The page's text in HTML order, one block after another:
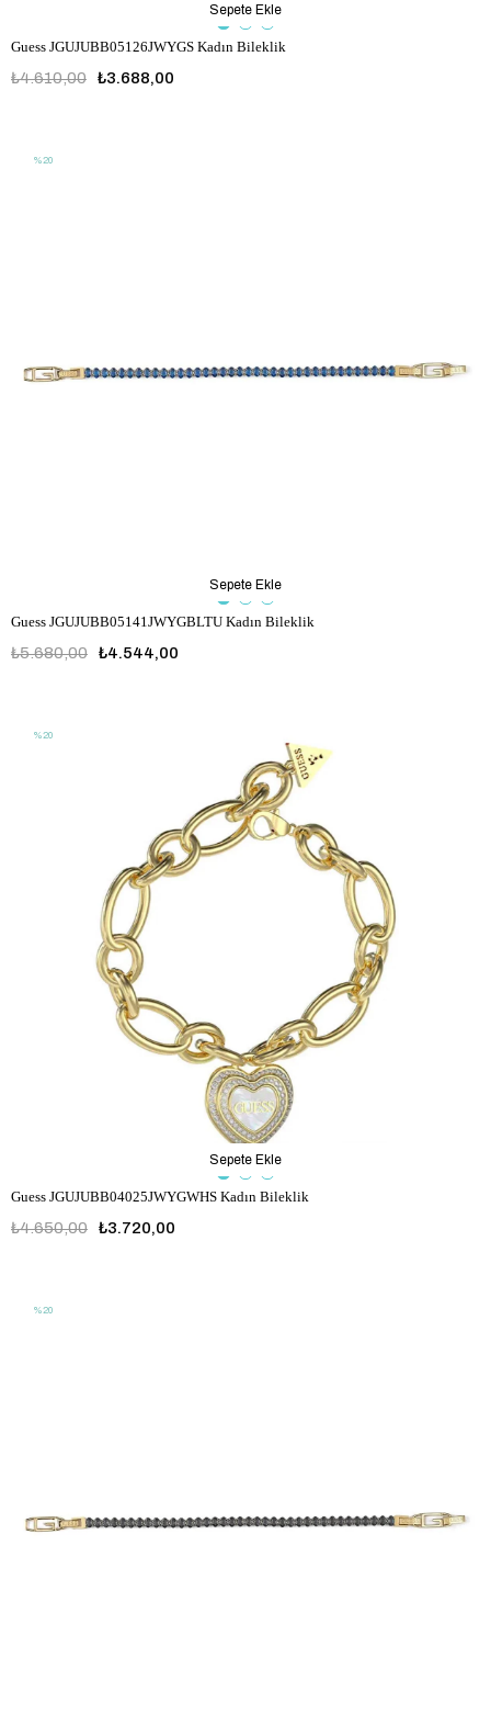
Guess JGUJUBB05126JWYGS Kadın Bileklik
₺3.688,00
₺4.610,00
Sepete Ekle
Guess JGUJUBB05141JWYGBLTU Kadın Bileklik
₺4.544,00
₺5.680,00
Sepete Ekle
%20
Guess JGUJUBB04025JWYGWHS Kadın Bileklik
₺3.720,00
₺4.650,00
Sepete Ekle
%20
%20